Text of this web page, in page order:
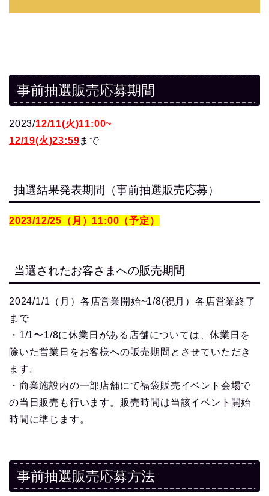
事前抽選販売応募期間
2023/12/11(火)11:00~
12/19(火)23:59まで
抽選結果発表期間（事前抽選販売応募）
2023/12/25（月）11:00（予定）
当選されたお客さまへの販売期間
2024/1/1（月）各店営業開始~1/8(祝月）各店営業終了
まで
・1/1〜1/8に休業日がある店舗については、休業日を
除いた営業日をお客様への販売期間とさせていただき
ます。
・商業施設内の一部店舗にて福袋販売イベント会場で
の当日販売も行います。販売時間は当該イベント開始
時間に準じます。
事前抽選販売応募方法